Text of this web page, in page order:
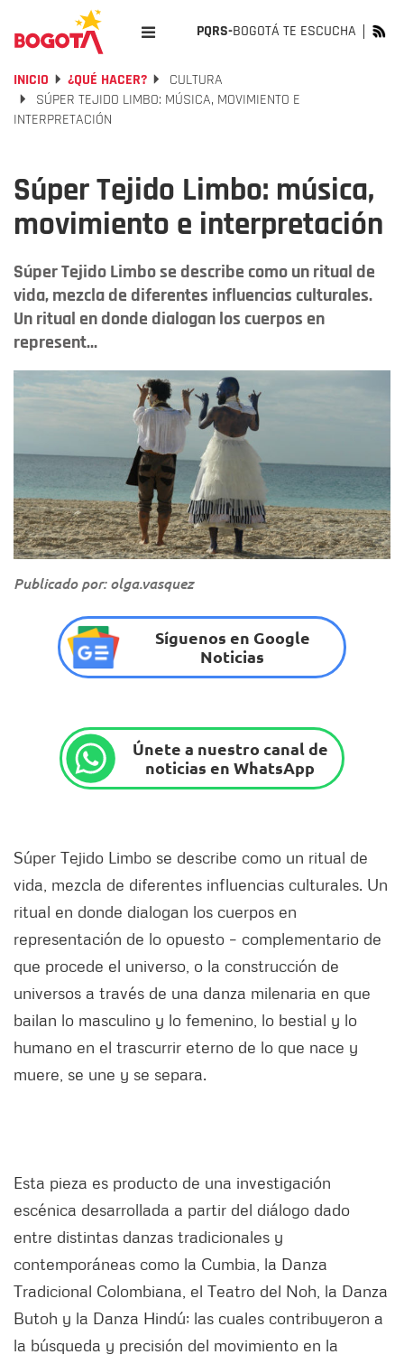
PQRS-BOGOTÁ TE ESCUCHA
INICIO ¿QUÉ HACER?
CULTURA
SÚPER TEJIDO LIMBO: MÚSICA, MOVIMIENTO E
INTERPRETACIÓN
Súper Tejido Limbo: música,
movimiento e interpretación
Súper Tejido Limbo se describe como un ritual de
vida, mezcla de diferentes influencias culturales.
Un ritual en donde dialogan los cuerpos en
represent...
Publicado por: olga.vasquez
Síguenos en Google
Noticias
Únete a nuestro canal de
noticias en WhatsApp
Súper Tejido Limbo se describe como un ritual de
vida, mezcla de diferentes influencias culturales. Un
ritual en donde dialogan los cuerpos en
representación de lo opuesto – complementario de
que procede el universo, o la construcción de
universos a través de una danza milenaria en que
bailan lo masculino y lo femenino, lo bestial y lo
humano en el trascurrir eterno de lo que nace y
muere, se une y se separa.
Esta pieza es producto de una investigación
escénica desarrollada a partir del diálogo dado
entre distintas danzas tradicionales y
contemporáneas como la Cumbia, la Danza
Tradicional Colombiana, el Teatro del Noh, la Danza
Butoh y la Danza Hindú; las cuales contribuyeron a
la búsqueda y precisión del movimiento en la